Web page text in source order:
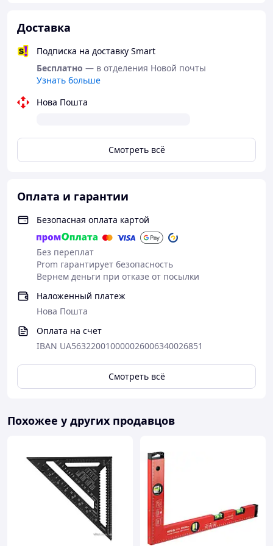
Особенности и преимущества:
Универсальный инструмент для 3D-разметки
Ограничители на 45° и 90° + шкала 0–90°
сверла
Прочный ударостойкий пластик
Подходит для дерева, металла и других
Материал: ударопрочный пластик
Доставка
Подписка на доставку Smart
Бесплатно — в отделения Новой почты
Узнать больше
Нова Пошта
Смотреть всё
Оплата и гарантии
Безопасная оплата картой
Без переплат
Prom гарантирует безопасность
Вернем деньги при отказе от посылки
Наложенный платеж
Нова Пошта
Оплата на счет
IBAN UA563220010000026006340026851
Смотреть всё
Похожее у других продавцов